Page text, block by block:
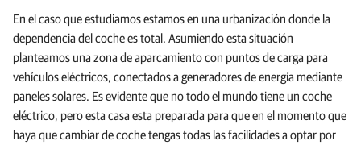
En el caso que estudiamos estamos en una urbanización donde la
dependencia del coche es total. Asumiendo esta situación
planteamos una zona de aparcamiento con puntos de carga para
vehículos eléctricos, conectados a generadores de energía mediante
paneles solares. Es evidente que no todo el mundo tiene un coche
eléctrico, pero esta casa esta preparada para que en el momento que
haya que cambiar de coche tengas todas las facilidades a optar por